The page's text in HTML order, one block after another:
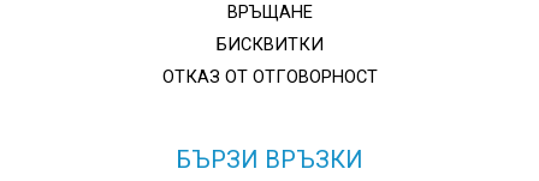
ВРЪЩАНЕ
БИСКВИТКИ
ОТКАЗ ОТ ОТГОВОРНОСТ
БЪРЗИ ВРЪЗКИ